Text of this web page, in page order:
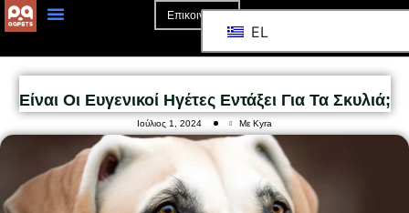
Επικοινωνία
EL
Είναι Οι Ευγενικοί Ηγέτες Εντάξει Για Τα Σκυλιά;
Ιούλιος 1, 2024 Με Kyra